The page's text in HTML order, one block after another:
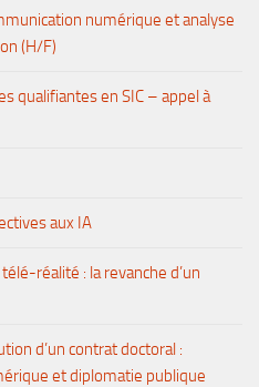
numérique et analyse
(H/F)
qualifiantes en SIC – appel à
aux IA
réalité : la revanche d’un
d’un contrat doctoral :
et diplomatie publique